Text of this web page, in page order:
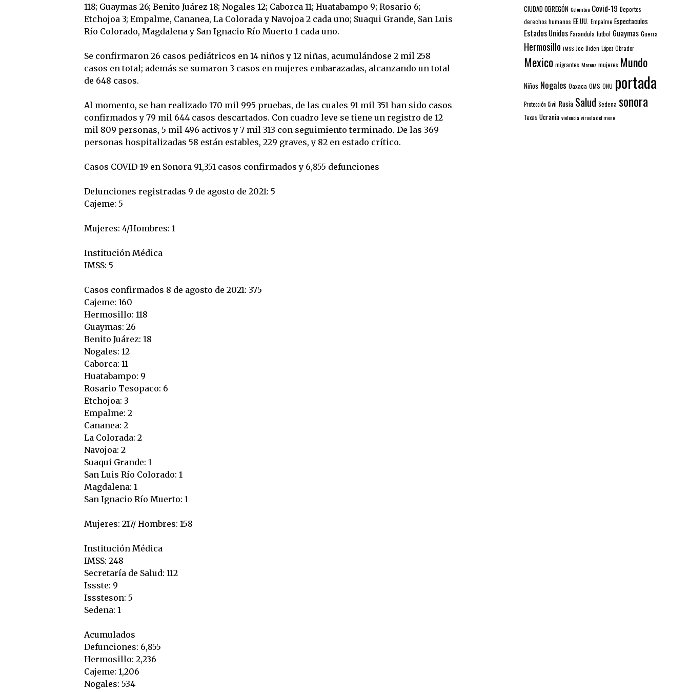
118; Guaymas 26; Benito Juárez 18; Nogales 12; Caborca 11; Huatabampo 9; Rosario 6;
Etchojoa 3; Empalme, Cananea, La Colorada y Navojoa 2 cada uno; Suaqui Grande, San Luis
Río Colorado, Magdalena y San Ignacio Río Muerto 1 cada uno.
Se confirmaron 26 casos pediátricos en 14 niños y 12 niñas, acumulándose 2 mil 258
casos en total; además se sumaron 3 casos en mujeres embarazadas, alcanzando un total
de 648 casos.
Al momento, se han realizado 170 mil 995 pruebas, de las cuales 91 mil 351 han sido casos
confirmados y 79 mil 644 casos descartados. Con cuadro leve se tiene un registro de 12
mil 809 personas, 5 mil 496 activos y 7 mil 313 con seguimiento terminado. De las 369
personas hospitalizadas 58 están estables, 229 graves, y 82 en estado crítico.
Casos COVID-19 en Sonora 91,351 casos confirmados y 6,855 defunciones
Defunciones registradas 9 de agosto de 2021: 5
Cajeme: 5
Mujeres: 4/Hombres: 1
Institución Médica
IMSS: 5
Casos confirmados 8 de agosto de 2021: 375
Cajeme: 160
Hermosillo: 118
Guaymas: 26
Benito Juárez: 18
Nogales: 12
Caborca: 11
Huatabampo: 9
Rosario Tesopaco: 6
Etchojoa: 3
Empalme: 2
Cananea: 2
La Colorada: 2
Navojoa: 2
Suaqui Grande: 1
San Luis Río Colorado: 1
Magdalena: 1
San Ignacio Río Muerto: 1
Mujeres: 217/ Hombres: 158
Institución Médica
IMSS: 248
Secretaría de Salud: 112
Issste: 9
Isssteson: 5
Sedena: 1
Acumulados
Defunciones: 6,855
Hermosillo: 2,236
Cajeme: 1,206
Nogales: 534
CIUDAD OBREGÓN Colombia Covid-19 Deportes
derechos humanos EE.UU. Empalme Espectaculos
Estados Unidos Farandula futbol Guaymas Guerra
Hermosillo IMSS Joe Biden López Obrador
Mexico migrantes Morena mujeres Mundo
Niños Nogales Oaxaca OMS ONU portada
Protección Civil Rusia Salud Sedena sonora
Texas Ucrania violencia viruela del mono